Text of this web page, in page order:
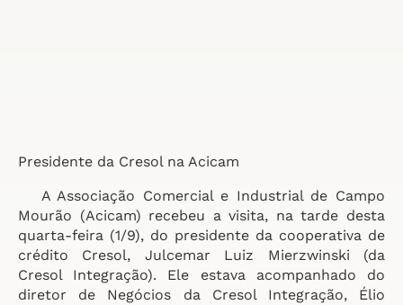
Presidente da Cresol na Acicam
A Associação Comercial e Industrial de Campo
Mourão (Acicam) recebeu a visita, na tarde desta
quarta-feira (1/9), do presidente da cooperativa de
crédito Cresol, Julcemar Luiz Mierzwinski (da
Cresol Integração). Ele estava acompanhado do
diretor de Negócios da Cresol Integração, Élio